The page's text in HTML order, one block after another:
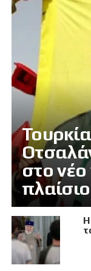
στο νέο